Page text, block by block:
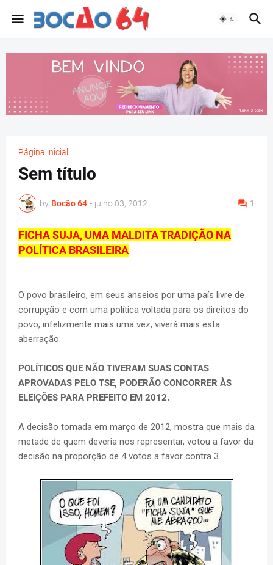
Página inicial
Sem título
by Bocão 64 - julho 03, 2012 1
FICHA SUJA, UMA MALDITA TRADIÇÃO NA
POLÍTICA BRASILEIRA
O povo brasileiro, em seus anseios por uma país livre de
corrupção e com uma política voltada para os direitos do
povo, infelizmente mais uma vez, viverá mais esta
aberração:
POLÍTICOS QUE NÃO TIVERAM SUAS CONTAS
APROVADAS PELO TSE, PODERÃO CONCORRER ÀS
ELEIÇÕES PARA PREFEITO EM 2012.
A decisão tomada em março de 2012, mostra que mais da
metade de quem deveria nos representar, votou a favor da
decisão na proporção de 4 votos a favor contra 3.